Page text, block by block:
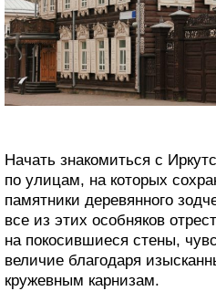
Начать знакомиться с
по улицам, на которых
памятники деревянного
все из этих особняков
на покосившиеся стены,
величие благодаря
кружевным карнизам.